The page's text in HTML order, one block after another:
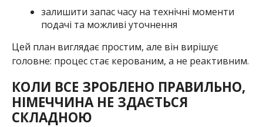
залишити запас часу на технічні моменти
подачі та можливі уточнення
Цей план виглядає простим, але він вирішує
головне: процес стає керованим, а не реактивним.
КОЛИ ВСЕ ЗРОБЛЕНО ПРАВИЛЬНО,
НІМЕЧЧИНА НЕ ЗДАЄТЬСЯ
СКЛАДНОЮ